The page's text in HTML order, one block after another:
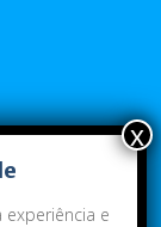
experiência e